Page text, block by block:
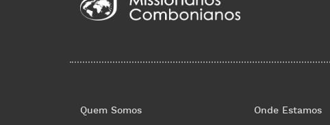
Quem Somos Onde Estamos